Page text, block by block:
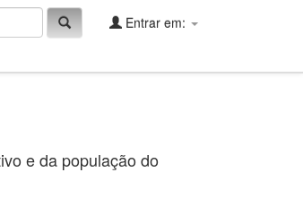
Entrar em:
e da população do